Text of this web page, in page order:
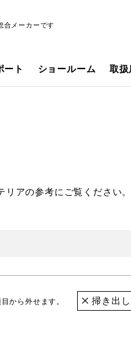
合メーカーです
ート ショールーム 取扱
アの参考にご覧ください。
から外せます。 掃き出